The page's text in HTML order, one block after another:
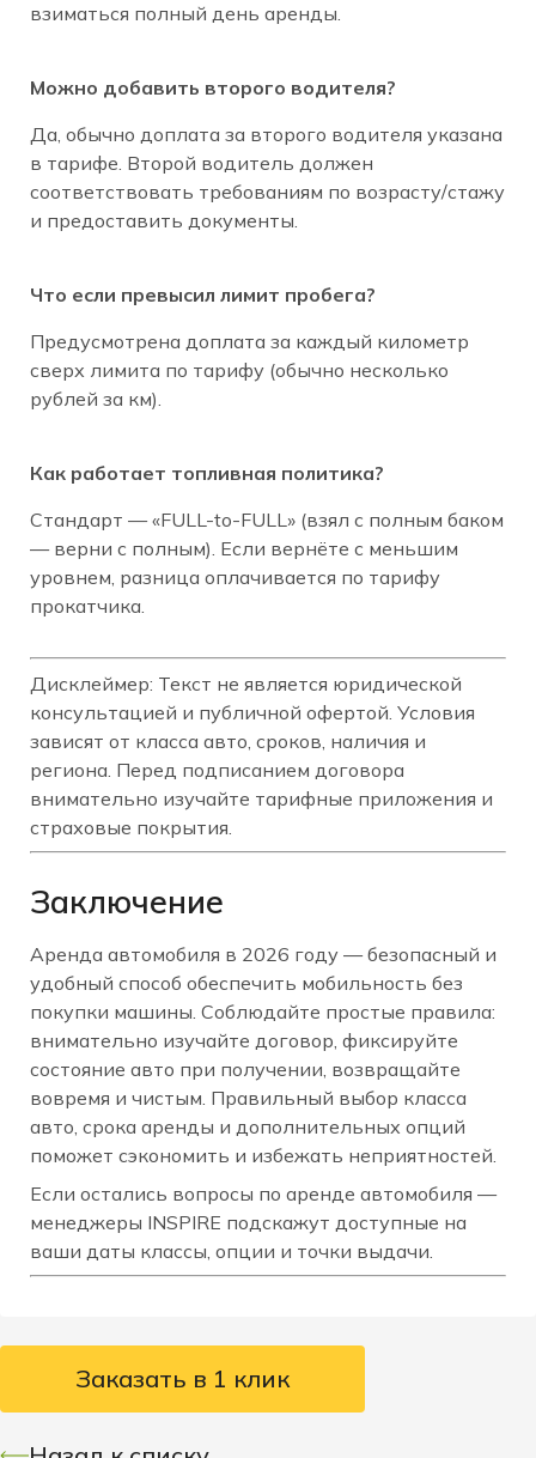
взиматься полный день аренды.
Можно добавить второго водителя?
Да, обычно доплата за второго водителя указана
в тарифе. Второй водитель должен
соответствовать требованиям по возрасту/стажу
и предоставить документы.
Что если превысил лимит пробега?
Предусмотрена доплата за каждый километр
сверх лимита по тарифу (обычно несколько
рублей за км).
Как работает топливная политика?
Стандарт — «FULL-to-FULL» (взял с полным баком
— верни с полным). Если вернёте с меньшим
уровнем, разница оплачивается по тарифу
прокатчика.
Дисклеймер: Текст не является юридической
консультацией и публичной офертой. Условия
зависят от класса авто, сроков, наличия и
региона. Перед подписанием договора
внимательно изучайте тарифные приложения и
страховые покрытия.
Заключение
Аренда автомобиля в 2026 году — безопасный и
удобный способ обеспечить мобильность без
покупки машины. Соблюдайте простые правила:
внимательно изучайте договор, фиксируйте
состояние авто при получении, возвращайте
вовремя и чистым. Правильный выбор класса
авто, срока аренды и дополнительных опций
поможет сэкономить и избежать неприятностей.
Если остались вопросы по аренде автомобиля —
менеджеры INSPIRE подскажут доступные на
ваши даты классы, опции и точки выдачи.
Заказать в 1 клик